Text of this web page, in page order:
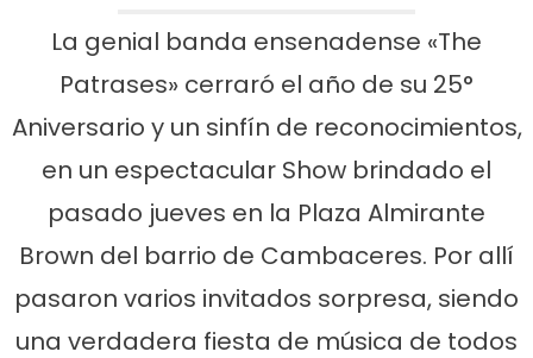
La genial banda ensenadense «The
Patrases» cerraró el año de su 25°
Aniversario y un sinfín de reconocimientos,
en un espectacular Show brindado el
pasado jueves en la Plaza Almirante
Brown del barrio de Cambaceres. Por allí
pasaron varios invitados sorpresa, siendo
una verdadera fiesta de música de todos